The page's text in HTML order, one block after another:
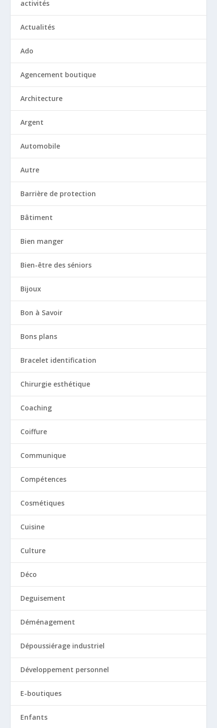
activités
Actualités
Ado
Agencement boutique
Architecture
Argent
Automobile
Autre
Barrière de protection
Bâtiment
Bien manger
Bien-être des séniors
Bijoux
Bon à Savoir
Bons plans
Bracelet identification
Chirurgie esthétique
Coaching
Coiffure
Communique
Compétences
Cosmétiques
Cuisine
Culture
Déco
Deguisement
Déménagement
Dépoussiérage industriel
Développement personnel
E-boutiques
Enfants